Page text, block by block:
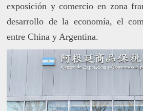
exposición y comercio en zona
desarrollo de la economía, el
entre China y Argentina.